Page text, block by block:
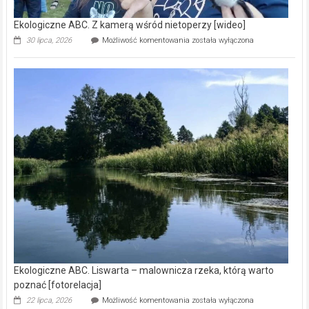
Ekologiczne ABC. Z kamerą wśród nietoperzy [wideo]
30 lipca, 2026 Możliwość komentowania Ekologiczne
kamerą
wśród
została wyłączona
Ekologiczne ABC. Liswarta – malownicza rzeka, którą warto
poznać [fotorelacja]
22 lipca, 2026 Możliwość komentowania Ekologiczne
została wyłączona